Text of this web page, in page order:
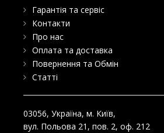
Гарантія та сервіс
Контакти
Про нас
Оплата та доставка
Повернення та Обмін
Статті
03056, Україна, м. Київ,
вул. Польова 21, пов. 2, оф. 212